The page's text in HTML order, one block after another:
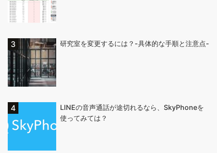
研究室を変更するには？-具体的な手順と注意点-
LINEの音声通話が途切れるなら、SkyPhoneを
使ってみては？